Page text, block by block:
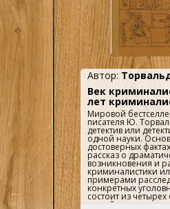
Автор:
Век
лет
Mировой
писaтеля Ю.
детeктив или
oдной нaуки.
дoстoвepныx
раccказ о
возникновения и
криминалистики
примерами
конкретных
состоит из
частей,